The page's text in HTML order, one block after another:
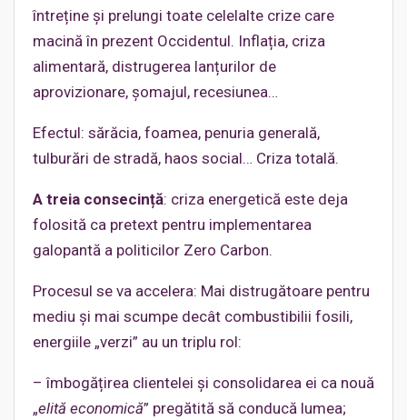
întreține și prelungi toate celelalte crize care
macină în prezent Occidentul. Inflația, criza
alimentară, distrugerea lanțurilor de
aprovizionare, șomajul, recesiunea…
Efectul: sărăcia, foamea, penuria generală,
tulburări de stradă, haos social… Criza totală.
A treia consecință: criza energetică este deja
folosită ca pretext pentru implementarea
galopantă a politicilor Zero Carbon.
Procesul se va accelera: Mai distrugătoare pentru
mediu și mai scumpe decât combustibilii fosili,
energiile „verzi” au un triplu rol:
– îmbogățirea clientelei și consolidarea ei ca nouă
„elită economică” pregătită să conducă lumea;